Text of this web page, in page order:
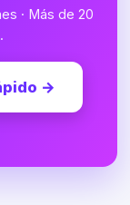
· Más de 20
→